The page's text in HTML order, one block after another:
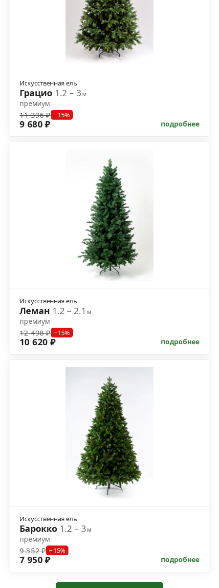
Искусственная ель
Грацио 1.2 – 3м
премиум
11 396 ₽ −15%
9 680 ₽ подробнее
Искусственная ель
Леман 1.2 – 2.1м
премиум
12 498 ₽ −15%
10 620 ₽ подробнее
Искусственная ель
Барокко 1.2 – 3м
премиум
9 352 ₽ −15%
7 950 ₽ подробнее